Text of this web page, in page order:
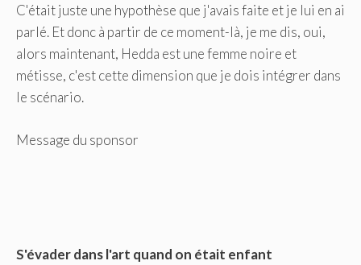
C'était juste une hypothèse que j'avais faite et je lui en ai
parlé. Et donc à partir de ce moment-là, je me dis, oui,
alors maintenant, Hedda est une femme noire et
métisse, c'est cette dimension que je dois intégrer dans
le scénario.
Message du sponsor
S'évader dans l'art quand on était enfant